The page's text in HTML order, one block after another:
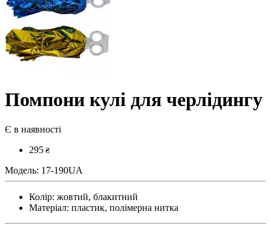
Помпони кулі для черлідингу
Є в наявності
295 ₴
Модель: 17-190UA
Колір: жовтий, блакитний
Матеріал: пластик, полімерна нитка